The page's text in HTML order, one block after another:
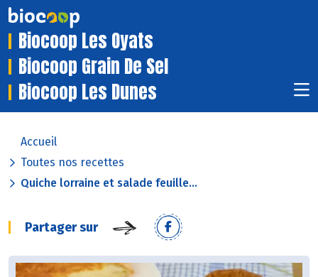
Biocoop Les Oyats
Biocoop Grain De Sel
Biocoop Les Dunes
Accueil
Toutes nos recettes
Quiche lorraine et salade feuille...
Partager sur